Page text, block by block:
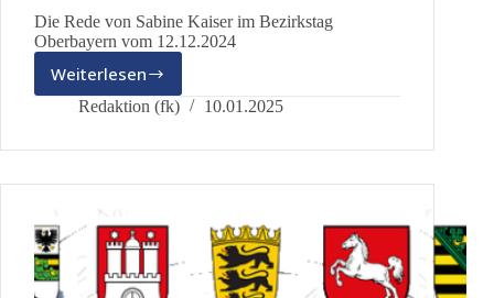
Die Rede von Sabine Kaiser im Bezirkstag
Oberbayern vom 12.12.2024
Weiterlesen
dieBasis
LV
–
Bezirkstag
Oberbayern
Redaktion (fk) 10.01.2025